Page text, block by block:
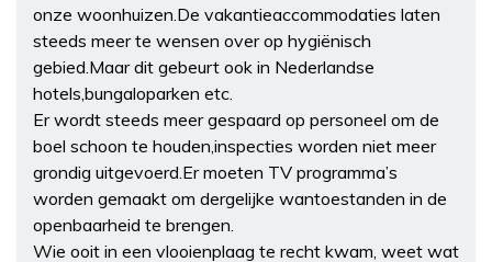
onze woonhuizen.De vakantieaccommodaties laten
steeds meer te wensen over op hygiënisch
gebied.Maar dit gebeurt ook in Nederlandse
hotels,bungaloparken etc.
Er wordt steeds meer gespaard op personeel om de
boel schoon te houden,inspecties worden niet meer
grondig uitgevoerd.Er moeten TV programma’s
worden gemaakt om dergelijke wantoestanden in de
openbaarheid te brengen.
Wie ooit in een vlooienplaag te recht kwam, weet wat